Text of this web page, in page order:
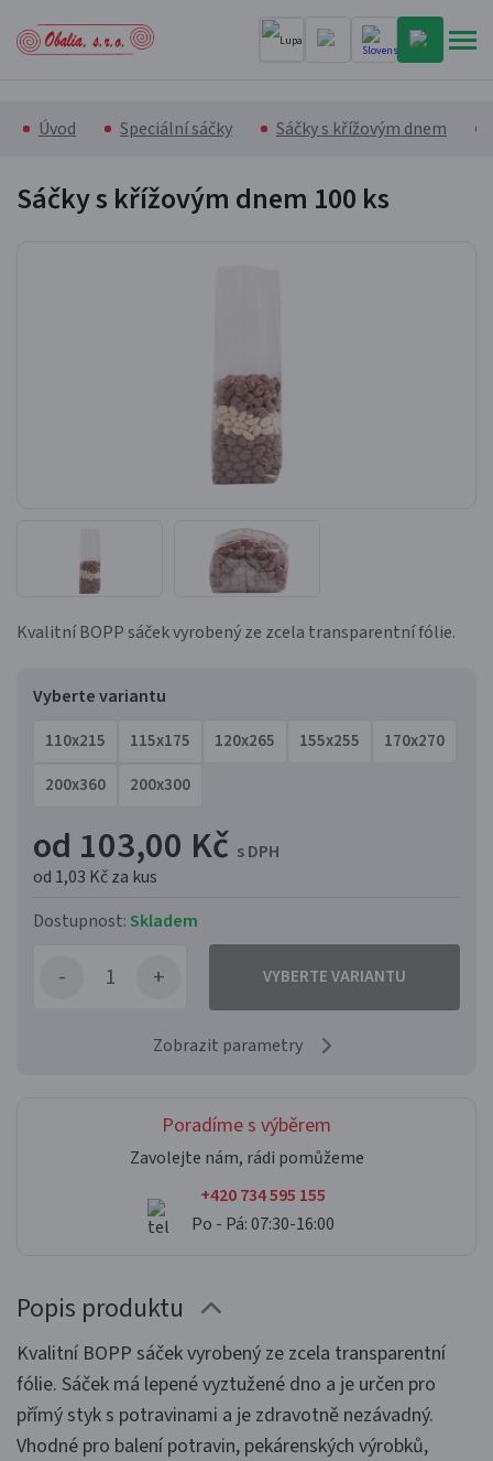
Úvod Speciální sáčky Sáčky s křížovým dnem
Sáčky s křížovým dnem 100 ks
Kvalitní BOPP sáček vyrobený ze zcela transparentní fólie.
Vyberte variantu
110x215 115x175 120x265 155x255
170x270
200x360
200x300
od 103,00 Kč s DPH
od 1,03 Kčza kus
Dostupnost:Skladem
VYBERTE VARIANTU
Zobrazit parametry
Poradíme s výběrem
Zavolejte nám, rádi pomůžeme
+420 734 595 155
Po - Pá: 07:30-16:00
Popis produktu
Kvalitní BOPP sáček vyrobený ze zcela transparentní
fólie. Sáček má lepené vyztužené dno a je určen pro
přímý styk s potravinami a je zdravotně nezávadný.
Vhodné pro balení potravin, pekárenských výrobků,